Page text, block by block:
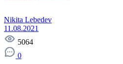
Nikita Lebedev
11.08.2021
5064
0